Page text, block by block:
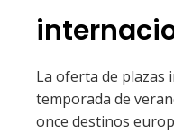
La oferta de plazas
temporada de
once destinos